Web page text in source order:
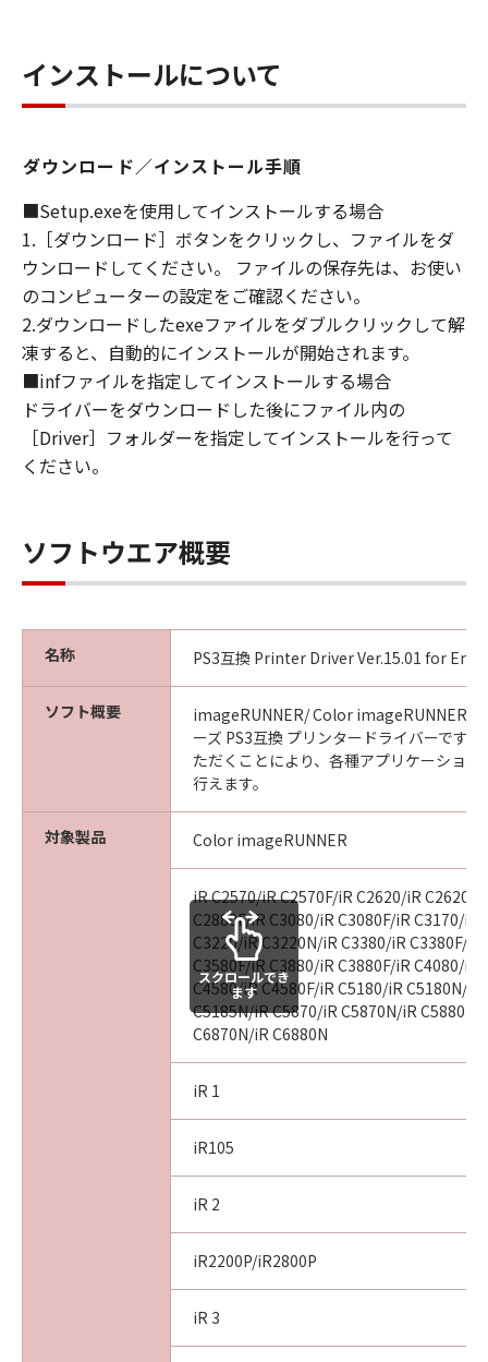
YOUR REQUIREMENTS OR THAT THE
OPERATION OF THE SOFTWARE WILL BE
[NO LIABILITY FOR DAMAGES] IN NO EVENT
SHALL EITHER CANON, CANON'S
SUBSIDIARIES OR AFFILIATES, THEIR
DISTRIBUTORS DEALERS OR CANON'S
LICENSORS BE LIABLE FOR ANY DAMAGES
WHATSOEVER (INCLUDING WITHOUT
LIMITATION, LOSS OF BUSINESS PROFITS,
LOSS OF BUSINESS INFORMATION, LOSS OF
BUSINESS INTERRUPTION OR OTHER
COMPENSATORY, INCIDENTAL OR
CONSEQUENTIAL DAMAGES) ARISING OUT OF
THE SOFTWARE, USE THEREOF OR INABILITY
TO USE THE SOFTWARE EVEN IF EITHER
OR CANON'S LICENSORS HAVE BEEN ADVISED
OF THE POSSIBILITY OF SUCH DAMAGES.
NOT ALLOW THE LIMITATION OR EXCLUSION
OF LIABILITY FOR INCIDENTAL OR
INJURY OR DEATH RESULTING FROM
NEGLIGENCE ON THE PART OF SELLER, SO
THE ABOVE LIMITATION OR EXCLUSION MAY
NOT APPLY TO YOU.
[RELEASE OF LIABILITY] TO THE FULL
EXTENT PERMITTED BY APPLICABLE LAW,
SUBSIDIARIES AND AFFILIATES, THEIR
DISTRIBUTORS, DEALERS AND CANON'S
LICENSORS FROM ANY AND ALL LIABILITY
ARISING FROM OR RELATED TO ALL CLAIMS
CONCERNING THE SOFTWARE OR ITS USE.
This Agreement is effective upon your
acceptance hereof by clicking the button
indicating your acceptance as stated below or
installing the Software and remains in effect
until terminated. You may terminate this
Agreement by destroying the Software
including any and all copies thereof.
This Agreement shall also terminate if you fail
to comply with any terms hereof. Upon
termination of this Agreement, in addition to
Canon enforcing its respective legal rights,
you must then promptly destroy the
インストールについて
ダウンロード／インストール手順
■Setup.exeを使用してインストールする場合
1.［ダウンロード］ボタンをクリックし、ファイルをダ
ウンロードしてください。 ファイルの保存先は、お使い
のコンピューターの設定をご確認ください。
2.ダウンロードしたexeファイルをダブルクリックして解
凍すると、自動的にインストールが開始されます。
■infファイルを指定してインストールする場合
ドライバーをダウンロードした後にファイル内の
［Driver］フォルダーを指定してインストールを行って
ください。
ソフトウエア概要
名称 PS3互換 Printer Driver Ver.15.01 for
ソフト概要
imageRUNNER/ Color imageRUNNER/
ーズ PS3互換 プリンタードライバーです
ただくことにより、各種アプリケーショ
行えます。
対象製品 Color imageRUNNER
iR C2570/iR C2570F/iR C2620/iR
C2880F/iR C3080/iR C3080F/iR C3170/iR
C3220/iR C3220N/iR C3380/iR C3380F/iR
C3580F/iR C3880/iR C3880F/iR C4080/iR
C4580/iR C4580F/iR C5180/iR C5180N/iR
C5185N/iR C5870/iR C5870N/iR C5880N/
C6870N/iR C6880N
iR 1
iR105
iR 2
iR2200P/iR2800P
iR 3
スクロールでき
ます